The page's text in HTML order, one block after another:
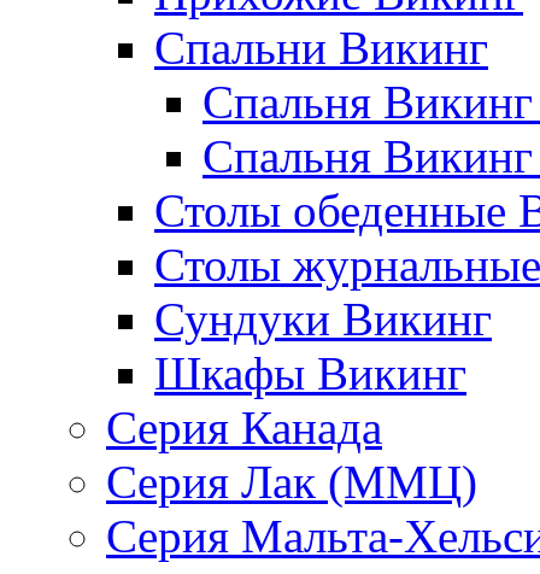
Спальни Викинг
Спальня
Спальня
Столы обеденные
Столы
Сундуки Викинг
Шкафы Викинг
Серия Канада
Серия Лак (ММЦ)
Серия Мальта-